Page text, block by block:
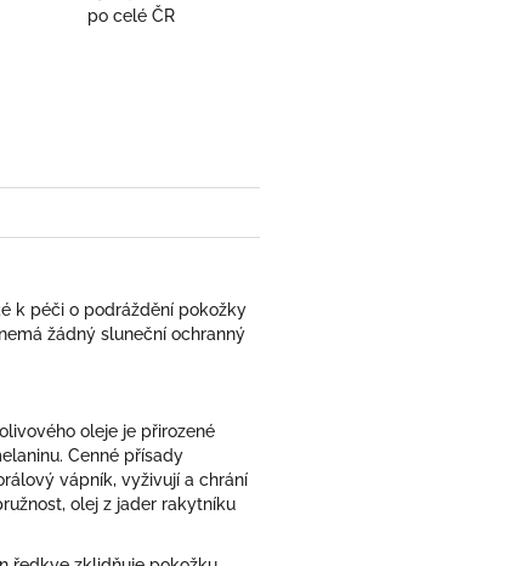
po celé ČR
k péči o podráždění pokožky
žádný sluneční ochranný
oleje je přirozené
Cenné přísady
vápník, vyživují a chrání
olej z jader rakytníku